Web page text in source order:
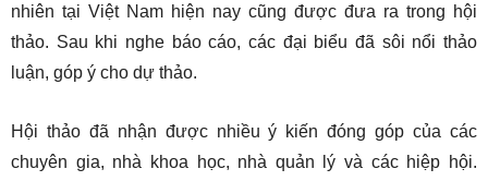
nhiên tại Việt Nam hiện nay cũng được đưa ra trong hội
thảo. Sau khi nghe báo cáo, các đại biểu đã sôi nổi thảo
luận, góp ý cho dự thảo.
Hội thảo đã nhận được nhiều ý kiến đóng góp của các
chuyên gia, nhà khoa học, nhà quản lý và các hiệp hội.